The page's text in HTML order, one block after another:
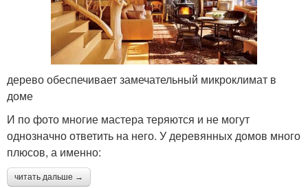
дерево обеспечивает замечательный микроклимат в
доме
И по фото многие мастера теряются и не могут
однозначно ответить на него. У деревянных домов много
плюсов, а именно:
читать дальше →